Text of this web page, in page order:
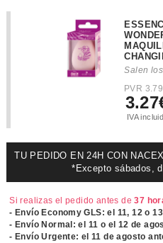
Salen
PVR
IVA
TU PEDIDO EN 24H CON
*Excepto sábados,
Si realizas el pedido antes de37
- Envío Economy GLS: el 11, 12 o
- Envío Normal: el 11 o el 12 de
- Envío Urgente: el11 de agosto